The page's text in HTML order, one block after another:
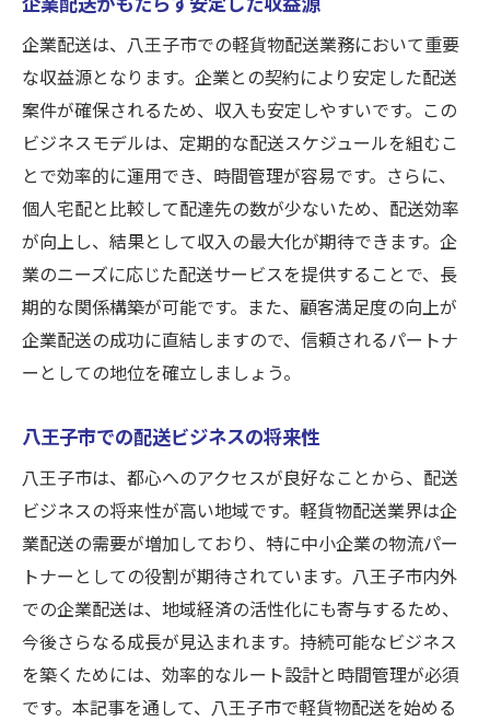
企業配送は、八王子市での軽貨物配送業務において重要
な収益源となります。企業との契約により安定した配送
案件が確保されるため、収入も安定しやすいです。この
ビジネスモデルは、定期的な配送スケジュールを組むこ
とで効率的に運用でき、時間管理が容易です。さらに、
個人宅配と比較して配達先の数が少ないため、配送効率
が向上し、結果として収入の最大化が期待できます。企
業のニーズに応じた配送サービスを提供することで、長
期的な関係構築が可能です。また、顧客満足度の向上が
企業配送の成功に直結しますので、信頼されるパートナ
ーとしての地位を確立しましょう。
八王子市での配送ビジネスの将来性
八王子市は、都心へのアクセスが良好なことから、配送
ビジネスの将来性が高い地域です。軽貨物配送業界は企
業配送の需要が増加しており、特に中小企業の物流パー
トナーとしての役割が期待されています。八王子市内外
での企業配送は、地域経済の活性化にも寄与するため、
今後さらなる成長が見込まれます。持続可能なビジネス
を築くためには、効率的なルート設計と時間管理が必須
です。本記事を通して、八王子市で軽貨物配送を始める